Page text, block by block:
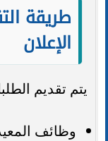
طريقة
الإعلان
يتم تقديم
وظائف